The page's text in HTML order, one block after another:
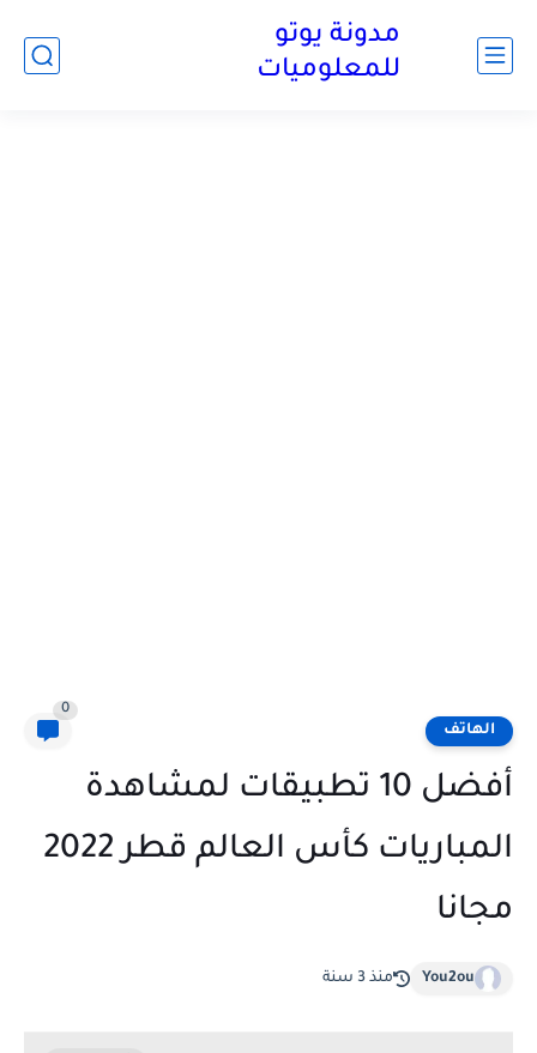
مدونة يوتو
للمعلوميات
الهاتف
0
أفضل 10 تطبيقات لمشاهدة
المباريات كأس العالم قطر 2022
مجانا
You2ou منذ 3 سنة